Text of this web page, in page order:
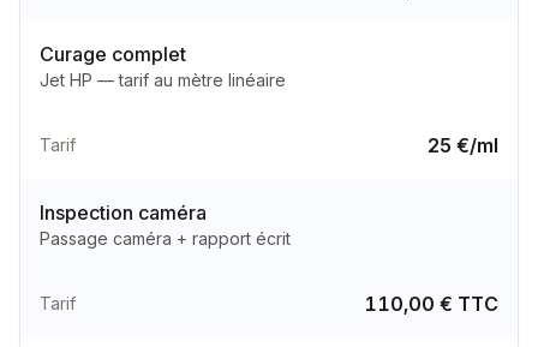
Curage complet
Jet HP — tarif au mètre linéaire
Tarif 25 €/ml
Inspection caméra
Passage caméra + rapport écrit
Tarif 110,00 € TTC